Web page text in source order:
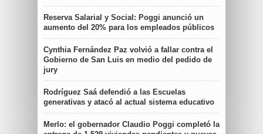
Reserva Salarial y Social: Poggi anunció un
aumento del 20% para los empleados públicos
Cynthia Fernández Paz volvió a fallar contra el
Gobierno de San Luis en medio del pedido de
jury
Rodríguez Saá defendió a las Escuelas
generativas y atacó al actual sistema educativo
Merlo: el gobernador Claudio Poggi completó la